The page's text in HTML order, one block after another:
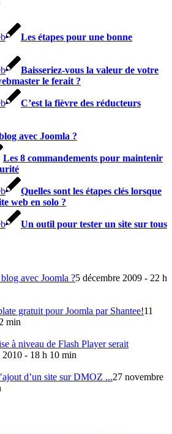
Les étapes pour une bonne
Baisseriez-vous la valeur de votre
le ferait ?
C’est la fièvre des réducteurs
avec Joomla ?
Les 8 commandements pour maintenir
Quelles sont les étapes clés lorsque
web en solo ?
Un outil pour tester un site sur tous
avec Joomla ?5 décembre 2009 - 22 h
gratuit pour Joomla par Shantee!11
min
à niveau de Flash Player serait
2010 - 18 h 10 min
d’un site sur DMOZ ...27 novembre